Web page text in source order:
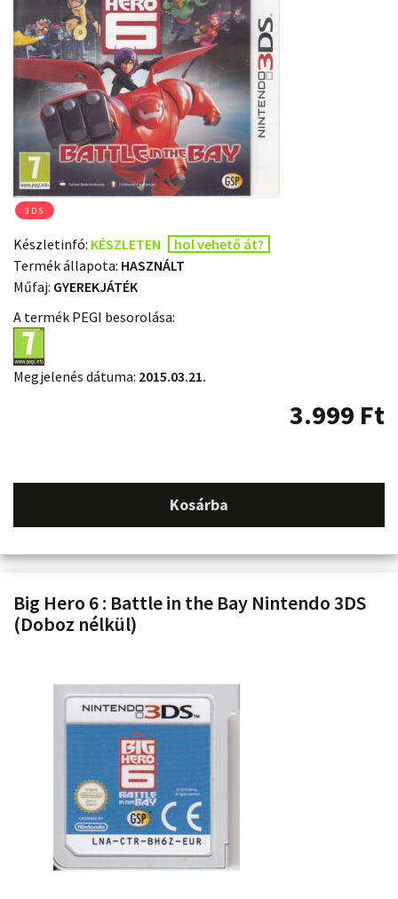
3DS
Készletinfó: KÉSZLETEN
hol vehető át?
Termék állapota: HASZNÁLT
Műfaj: GYEREKJÁTÉK
A termék PEGI besorolása:
Megjelenés dátuma: 2015.03.21.
3.999 Ft
Kosárba
Big Hero 6 : Battle in the Bay Nintendo 3DS
(Doboz nélkül)